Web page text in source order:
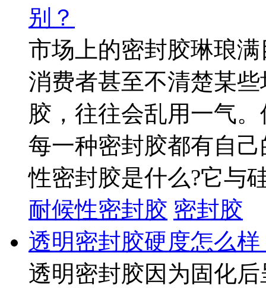
别？
市场上的密封胶琳琅
消费者甚至不清楚某
胶，往往会乱用一气
每一种密封胶都有自
性密封胶是什么?它与
耐候性密封胶 密封胶
透明密封胶硬度怎么
透明密封胶因为固化